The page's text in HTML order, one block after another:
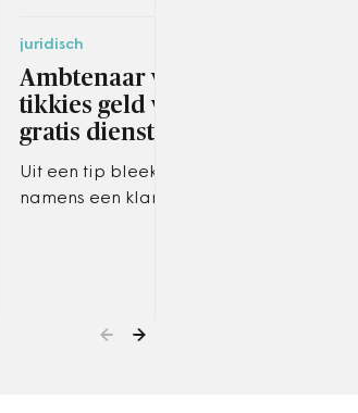
juridisch
Ambtenaar vraagt via
tikkies geld voor
gratis diensten
Uit een tip bleek dat ze
namens een klant op